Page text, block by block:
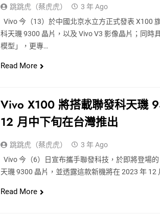
跳跳虎（蔡虎虎）
3 年 Ago
Vivo 今（13）於中國北京水立方正式發表 X100
科天璣 9300 晶片，以及 Vivo V3 影像晶片；同時
模型」，更專…
Read More
Vivo X100 將搭載聯發科天璣
12 月中下旬在台灣推出
跳跳虎（蔡虎虎）
3 年 Ago
Vivo 今（6）日宣布攜手聯發科技，於即將登場
天璣 9300 晶片，並透露這款新機將在 2023 年
Read More